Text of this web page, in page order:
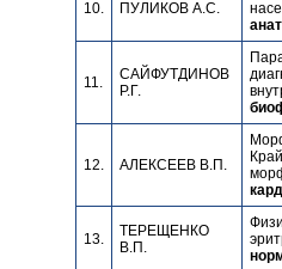
10. ПУЛИКОВ А.С.
11.
САЙФУТДИНОВ
Р.Г.
12. АЛЕКСЕЕВ В.П.
13.
ТЕРЕЩЕНКО
В.П.